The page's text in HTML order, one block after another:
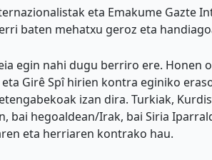
eta Emakume Gazte
baten mehatxu geroz eta
egin nahi dugu berriro ere.
Girê Spî hirien kontra eginiko
izan dira. Turkiak,
hegoaldean/Irak, bai Siria
eta herriaren kontrako hau.